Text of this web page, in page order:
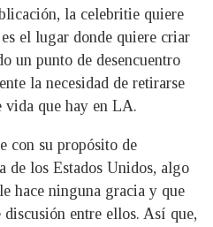
la celebritie quiere
el lugar donde quiere criar
un punto de desencuentro
la necesidad de retirarse
vida que hay en LA.
con su propósito de
de los Estados Unidos, algo
hace ninguna gracia y que
entre ellos. Así que,